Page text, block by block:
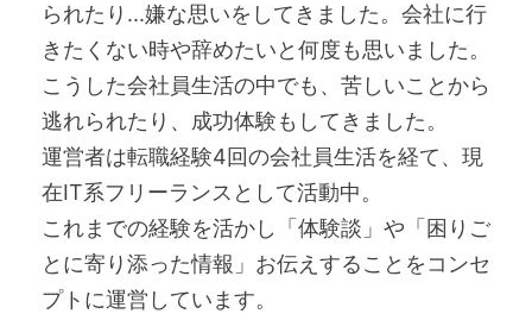
られたり...嫌な思いをしてきました。会社に行
きたくない時や辞めたいと何度も思いました。
こうした会社員生活の中でも、苦しいことから
逃れられたり、成功体験もしてきました。
運営者は転職経験4回の会社員生活を経て、現
在IT系フリーランスとして活動中。
これまでの経験を活かし「体験談」や「困りご
とに寄り添った情報」お伝えすることをコンセ
プトに運営しています。